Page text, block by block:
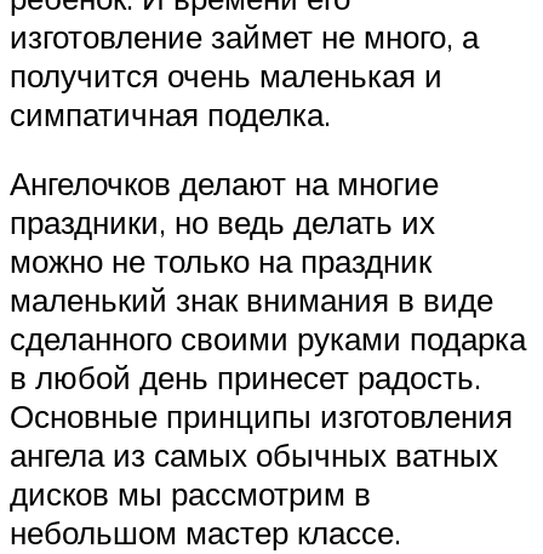
изготовление займет не много, а
получится очень маленькая и
симпатичная поделка.
Ангелочков делают на многие
праздники, но ведь делать их
можно не только на праздник
маленький знак внимания в виде
сделанного своими руками подарка
в любой день принесет радость.
Основные принципы изготовления
ангела из самых обычных ватных
дисков мы рассмотрим в
небольшом мастер классе.